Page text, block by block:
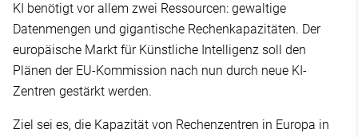
KI benötigt vor allem zwei Ressourcen: gewaltige
Datenmengen und gigantische Rechenkapazitäten. Der
europäische Markt für Künstliche Intelligenz soll den
Plänen der EU-Kommission nach nun durch neue KI-
Zentren gestärkt werden.
Ziel sei es, die Kapazität von Rechenzentren in Europa in